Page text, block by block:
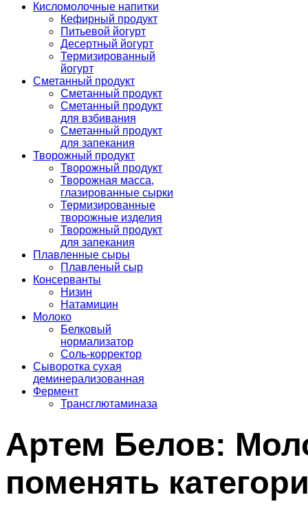
Кисломолочные напитки
Кефирный продукт
Питьевой йогурт
Десертный йогурт
Термизированный
йогурт
Сметанный продукт
Сметанный продукт
Сметанный продукт
для взбивания
Сметанный продукт
для запекания
Творожный продукт
Творожный продукт
Творожная масса,
глазированные сырки
Термизированные
творожные изделия
Творожный продукт
для запекания
Плавленные сыры
Плавленый сыр
Консерванты
Низин
Натамицин
Молоко
Белковый
нормализатор
Соль-корректор
Сыворотка сухая
деминерализованная
Фермент
Трансглютаминаза
Артем Белов:
поменять